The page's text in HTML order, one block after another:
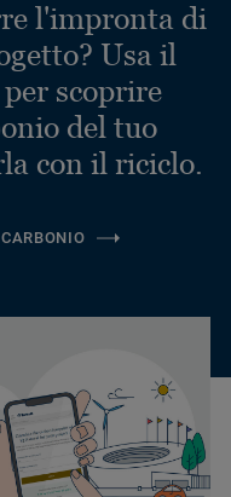
l'impronta di
Usa il
scoprire
del tuo
con il riciclo.